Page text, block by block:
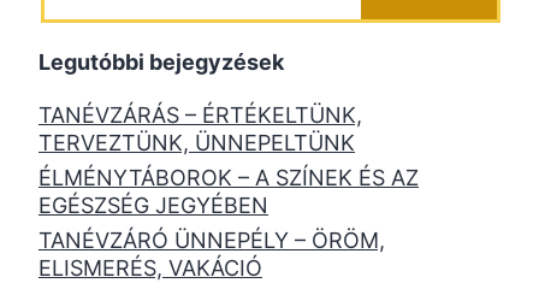
Legutóbbi bejegyzések
TANÉVZÁRÁS – ÉRTÉKELTÜNK,
TERVEZTÜNK, ÜNNEPELTÜNK
ÉLMÉNYTÁBOROK – A SZÍNEK ÉS AZ
EGÉSZSÉG JEGYÉBEN
TANÉVZÁRÓ ÜNNEPÉLY – ÖRÖM,
ELISMERÉS, VAKÁCIÓ